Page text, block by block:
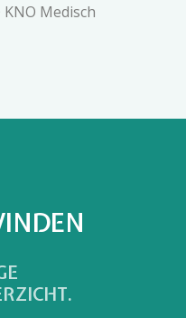
Medisch